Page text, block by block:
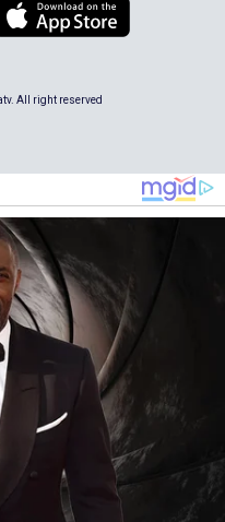
All right reserved